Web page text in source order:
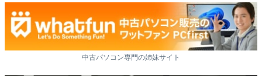
中古パソコン専門の姉妹サイト